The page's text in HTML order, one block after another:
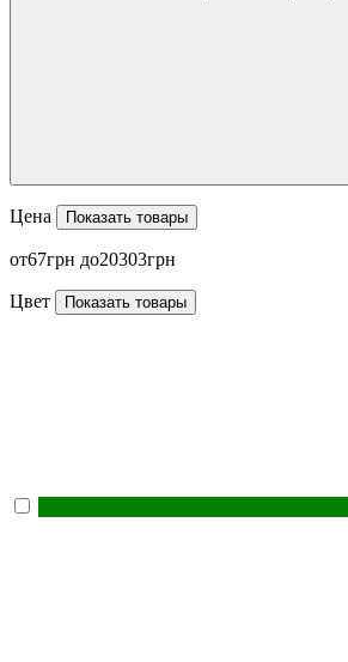
Цена Показать товары
67 20303
Цвет Показать товары